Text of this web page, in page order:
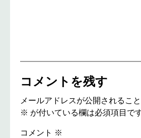
コメントを残す
メールアドレスが公開されること
※ が付いている欄は必須項目で
コメント ※